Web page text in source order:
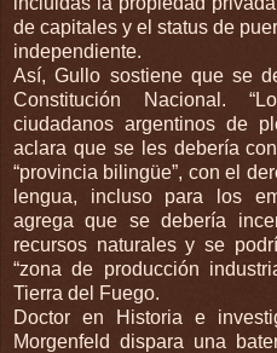
de capitales y el status de
independiente.
Así, Gullo sostiene que se
Constitución Nacional.
ciudadanos argentinos de
aclara que se les debería
“provincia bilingüe”, con el
lengua, incluso para los
agrega que se debería
recursos naturales y se
“zona de producción
Tierra del Fuego.
Doctor en Historia e
Morgenfeld dispara una